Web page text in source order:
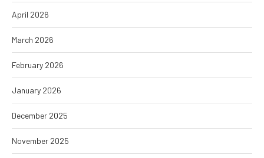
April 2026
March 2026
February 2026
January 2026
December 2025
November 2025